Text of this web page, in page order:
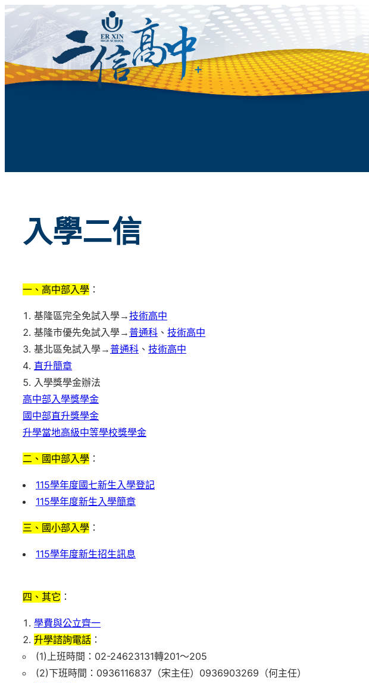
跳
要
內
入學二信
一、高中部入學 ：
基隆區完全免試入學→技術高中
基隆市優先免試入學→普通科 、 技術高中
基北區免試入學→普通科 、 技術高中
直升簡章
入學獎學金辦法
高中部入學獎學金
國中部直升獎學金
升學當地高級中等學校獎學金
二、國中部入學 ：
115學年度國七新生入學登記
115學年度新生入學簡章
三、國小部入學 ：
115學年度新生招生訊息
四、其它 ：
學費與公立齊一
升學諮詢電話 ：
(1)上班時間：02-24623131轉201～205
(2)下班時間：0936116837（宋主任）0936903269（何主任）